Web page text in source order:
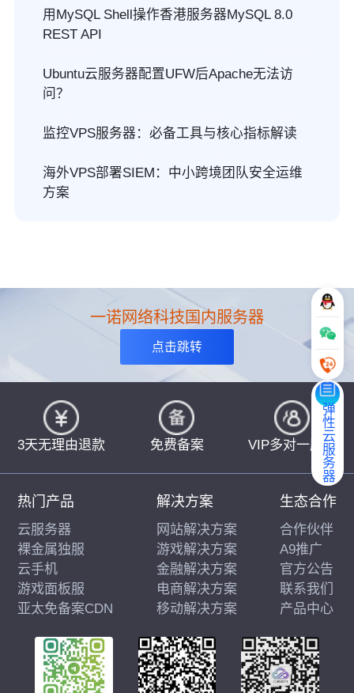
用MySQL Shell操作香港服务器MySQL 8.0
REST API
Ubuntu云服务器配置UFW后Apache无法访
问？
监控VPS服务器：必备工具与核心指标解读
海外VPS部署SIEM：中小跨境团队安全运维
方案
弹性云服务器
一诺网络科技国内服务器
点击跳转
3天无理由退款 免费备案 VIP多对一服务
热门产品
云服务器
裸金属独服
云手机
游戏面板服
亚太免备案CDN
解决方案
网站解决方案
游戏解决方案
金融解决方案
电商解决方案
移动解决方案
生态合作
合作伙伴
A9推广
官方公告
联系我们
产品中心